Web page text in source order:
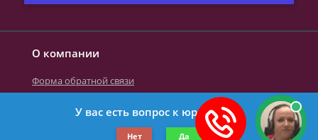
О компании
Форма обратной связи
©2019-2026 Все права защищены.
У вас есть вопрос к юристу?
Нет Да